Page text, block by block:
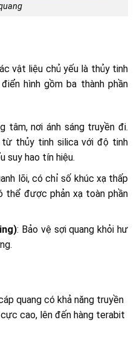
vật liệu chủ yếu là thủy tinh
hình gồm ba thành phần
tâm, nơi ánh sáng truyền đi.
thủy tinh silica với độ tinh
suy hao tín hiệu.
lõi, có chỉ số khúc xạ thấp
thể được phản xạ toàn phần
: Bảo vệ sợi quang khỏi hư
quang có khả năng truyền
cao, lên đến hàng terabit